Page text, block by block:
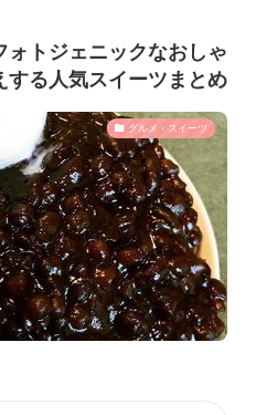
ォトジェニックなおしゃ
する人気スイーツまとめ
グルメ・スイーツ